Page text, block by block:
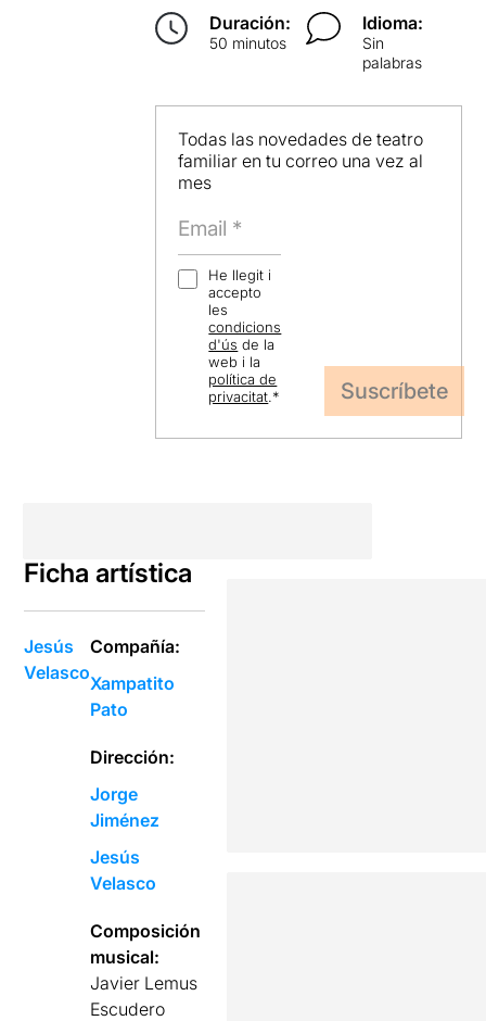
Duración:
50 minutos
Idioma:
Sin
palabras
Todas las novedades de teatro
familiar en tu correo una vez al
mes
He llegit i
accepto
les
condicions
d'ús de la
web i la
política de
privacitat.*
Ficha artística
Jesús
Velasco
Compañía:
Xampatito
Pato
Dirección:
Jorge
Jiménez
Jesús
Velasco
Composición
musical:
Javier Lemus
Escudero